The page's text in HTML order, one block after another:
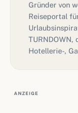
Gründer von
Reiseportal
TURNDOWN,
Hotellerie-,
ANZEIGE